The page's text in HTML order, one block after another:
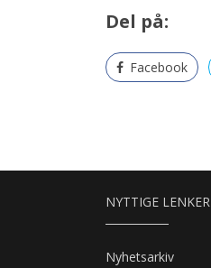
Del på:
Facebook
NYTTIGE LENKER
Nyhetsarkiv